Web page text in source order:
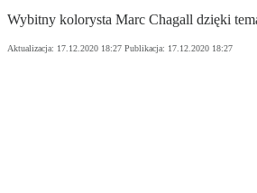
Wybitny kolorysta Marc Chagall dzięki
Aktualizacja: 17.12.2020 18:27 Publikacja: 17.12.2020 18:27